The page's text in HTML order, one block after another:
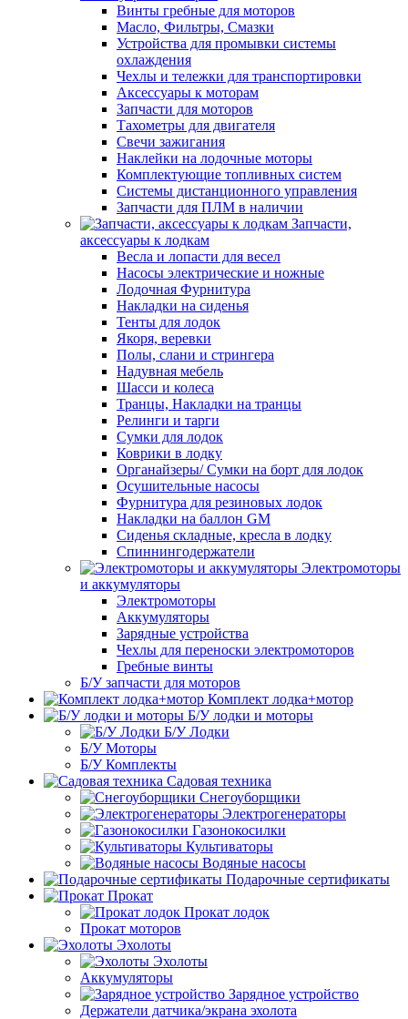
Винты гребные для моторов
Масло, Фильтры, Смазки
Устройства для промывки системы
охлаждения
Чехлы и тележки для транспортировки
Аксессуары к моторам
Запчасти для моторов
Тахометры для двигателя
Свечи зажигания
Наклейки на лодочные моторы
Комплектующие топливных систем
Системы дистанционного управления
Запчасти для ПЛМ в наличии
Запчасти,
аксессуары к лодкам
Весла и лопасти для весел
Насосы электрические и ножные
Лодочная Фурнитура
Накладки на сиденья
Тенты для лодок
Якоря, веревки
Полы, слани и стрингера
Надувная мебель
Шасси и колеса
Транцы, Накладки на транцы
Релинги и тарги
Сумки для лодок
Коврики в лодку
Органайзеры/ Сумки на борт для лодок
Осушительные насосы
Фурнитура для резиновых лодок
Накладки на баллон GM
Сиденья складные, кресла в лодку
Спиннингодержатели
Электромоторы
и аккумуляторы
Электромоторы
Аккумуляторы
Зарядные устройства
Чехлы для переноски электромоторов
Гребные винты
Б/У запчасти для моторов
Комплект лодка+мотор
Б/У лодки и моторы
Б/У Лодки
Б/У Моторы
Б/У Комплекты
Садовая техника
Снегоуборщики
Электрогенераторы
Газонокосилки
Культиваторы
Водяные насосы
Подарочные сертификаты
Прокат
Прокат лодок
Прокат моторов
Эхолоты
Эхолоты
Аккумуляторы
Зарядное устройство
Держатели датчика/экрана эхолота